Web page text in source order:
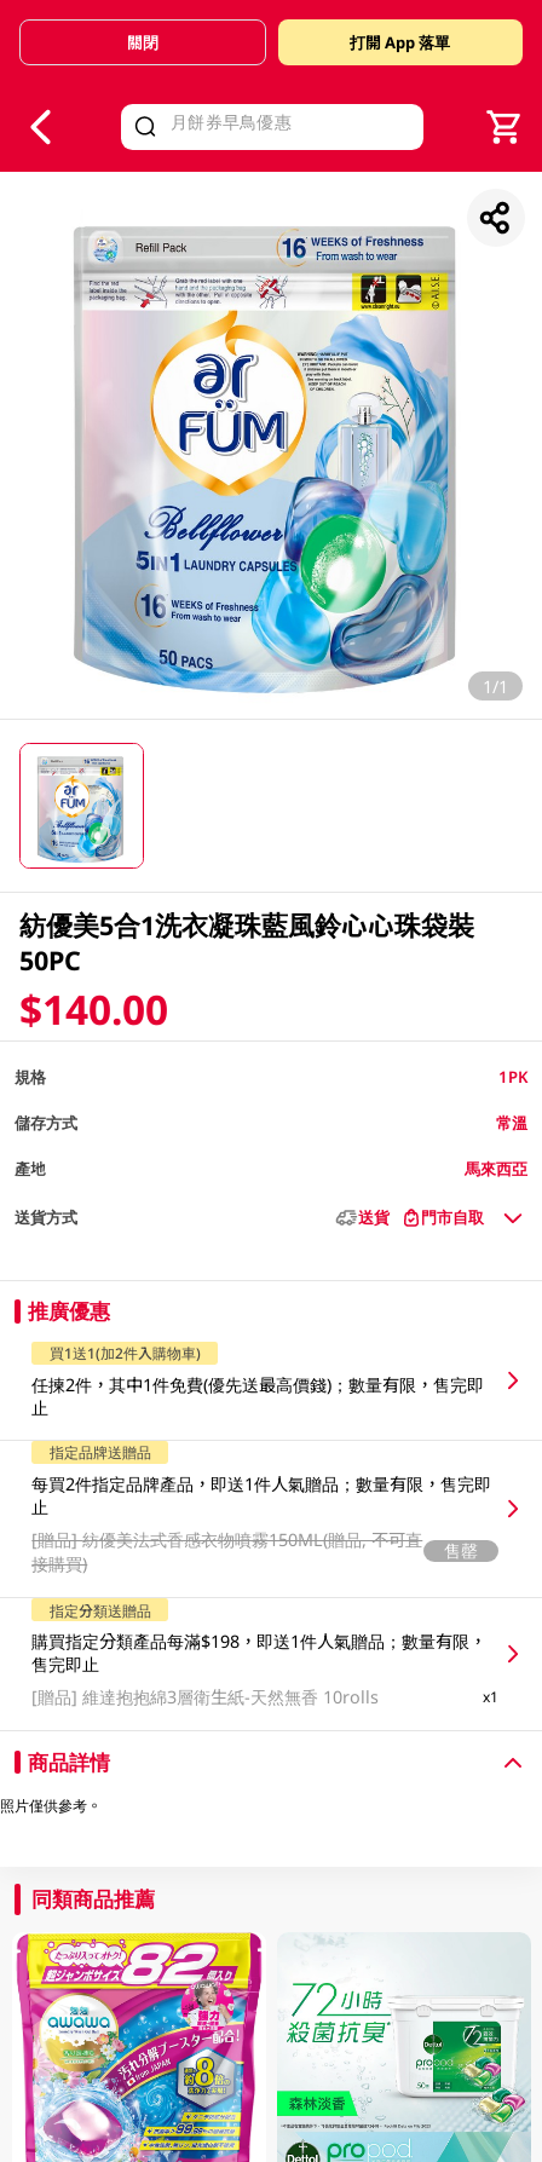
Valid Until 30 June 2026
關閉 打開 App 落單
1/1
紡優美5合1洗衣凝珠藍風鈴心心珠袋裝
50PC
$140.00
規格 1PK
儲存方式 常溫
產地 馬來西亞
送貨方式 送貨 門市自取
推廣優惠
買1送1(加2件入購物車)
任揀2件，其中1件免費(優先送最高價錢)；數量有限，售完即
止
指定品牌送贈品
每買2件指定品牌產品，即送1件人氣贈品；數量有限，售完即
止
[贈品]紡優美法式香感衣物噴霧150ML(贈品, 不可直
接購買)
售罄
指定分類送贈品
購買指定分類產品每滿$198，即送1件人氣贈品；數量有限，
售完即止
[贈品]維達抱抱綿3層衛生紙-天然無香 10rolls x1
商品詳情
照片僅供參考。
同類商品推薦